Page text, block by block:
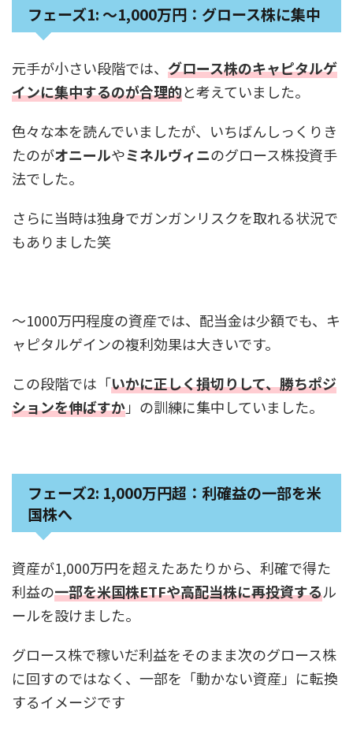
フェーズ1: 〜1,000万円：グロース株に集中
元手が小さい段階では、 グロース株のキャピタルゲ
インに集中するのが合理的と考えていました。
色々な本を読んでいましたが、いちばんしっくりき
たのがオニールやミネルヴィニのグロース株投資手
法でした。
さらに当時は独身でガンガンリスクを取れる状況で
もありました笑
〜1000万円程度の資産では、配当金は少額でも、キ
ャピタルゲインの複利効果は大きいです。
この段階では「いかに正しく損切りして、勝ちポジ
ションを伸ばすか」の訓練に集中していました。
フェーズ2: 1,000万円超：利確益の一部を米
国株へ
資産が1,000万円を超えたあたりから、利確で得た
利益の一部を米国株ETFや高配当株に再投資するル
ールを設けました。
グロース株で稼いだ利益をそのまま次のグロース株
に回すのではなく、一部を「動かない資産」に転換
するイメージです